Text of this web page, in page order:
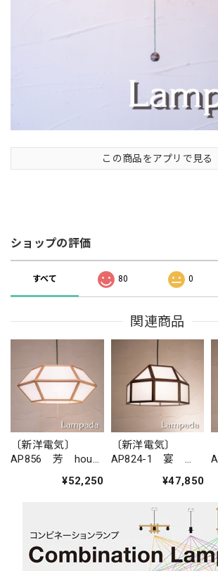
この商品をアプリで見る
ショップの評価
すべて 80 0
関連商品
〔新洋電気〕
AP856 芳 hou
¥52,250
〔新洋電気〕
AP824-1 宴
ペンダントライト
¥47,850